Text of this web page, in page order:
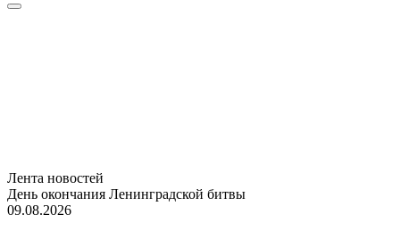
Лента новостей
День окончания Ленинградской битвы
09.08.2026